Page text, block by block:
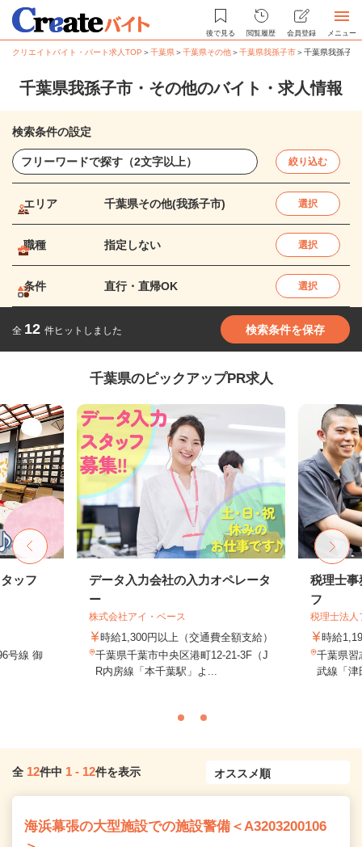
後で見る 閲覧履歴 会員登録 メニュー
クリエイトバイト・パート求人TOP ＞千葉県＞千葉県その他＞千葉県我孫子市＞千葉県我孫子
千葉県我孫子市・その他のバイト・求人情報
検索条件の設定
絞り込む
エリア 千葉県その他(我孫子市) 選択
職種 指定しない 選択
条件 直行・直帰OK 選択
全 12 件ヒットしました 検索条件を保存
千葉県のピックアップPR求人
ッフ
号線 御
データ入力会社の入力オペレータ
ー
株式会社アイ・ベース
時給1,300円以上（交通費全額支給）
千葉県千葉市中央区港町12-21-3F（J
R内房線「本千葉駅」よ...
税理士事
フ
税理士法人
時給
千葉県習
武線「津
全 12件中 1 - 12件を表示
海浜幕張の大型施設での施設警備＜A3203200106